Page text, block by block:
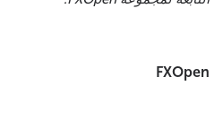
FXOpen